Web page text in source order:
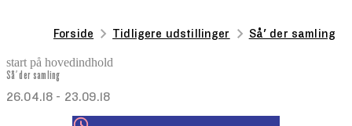
Forside Tidligere udstillinger Så' der samling
start på hovedindhold
Så' der samling
26.04.18 - 23.09.18
senest opdateret 18. september 2025